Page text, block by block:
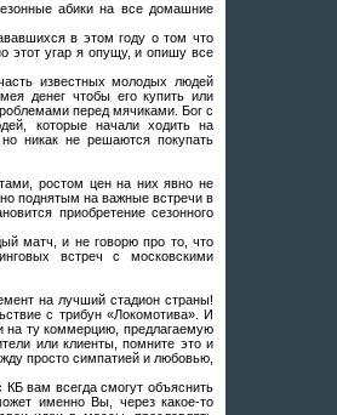
абики на все домашние
в этом году о том что
этот угар я опущу, и опишу все
известных молодых людей
денег чтобы его купить или
перед мячиками. Бог с
которые начали ходить на
никак не решаются покупать
ростом цен на них явно не
поднятым на важные встречи в
приобретение сезонного
матч, и не говорю про то, что
встреч с московскими
на лучший стадион страны!
с трибун «Локомотива». И
на ту коммерцию, предлагаемую
или клиенты, помните это и
просто симпатией и любовью,
вам всегда смогут объяснить
именно Вы, через какое-то